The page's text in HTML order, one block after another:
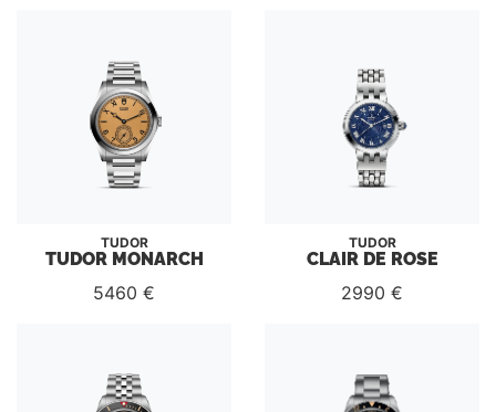
TUDOR
TUDOR MONARCH
5460 €
TUDOR
CLAIR DE ROSE
2990 €